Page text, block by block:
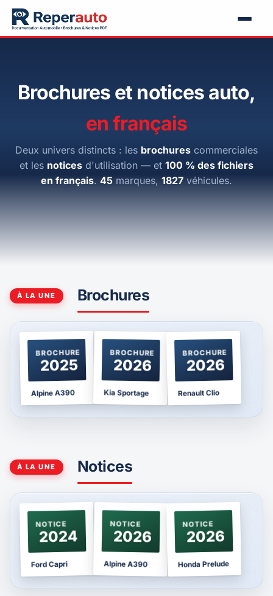
Brochures et notices auto,
en français
Deux univers distincts : les brochures commerciales
et les notices d'utilisation — et 100 % des fichiers
en français. 45 marques, 1827 véhicules.
À LA UNE Brochures
BROCHURE
2025
Alpine A390
BROCHURE
2026
Kia Sportage
BROCHURE
2026
Renault Clio
À LA UNE Notices
NOTICE
2024
Ford Capri
NOTICE
2026
Alpine A390
NOTICE
2026
Honda Prelude